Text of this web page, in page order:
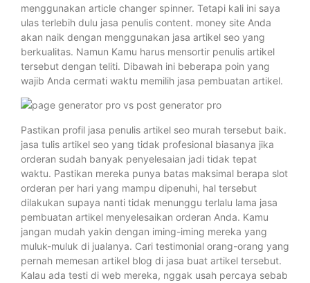
menggunakan article changer spinner. Tetapi kali ini saya
ulas terlebih dulu jasa penulis content. money site Anda
akan naik dengan menggunakan jasa artikel seo yang
berkualitas. Namun Kamu harus mensortir penulis artikel
tersebut dengan teliti. Dibawah ini beberapa poin yang
wajib Anda cermati waktu memilih jasa pembuatan artikel.
Pastikan profil jasa penulis artikel seo murah tersebut baik.
jasa tulis artikel seo yang tidak profesional biasanya jika
orderan sudah banyak penyelesaian jadi tidak tepat
waktu. Pastikan mereka punya batas maksimal berapa slot
orderan per hari yang mampu dipenuhi, hal tersebut
dilakukan supaya nanti tidak menunggu terlalu lama jasa
pembuatan artikel menyelesaikan orderan Anda. Kamu
jangan mudah yakin dengan iming-iming mereka yang
muluk-muluk di jualanya. Cari testimonial orang-orang yang
pernah memesan artikel blog di jasa buat artikel tersebut.
Kalau ada testi di web mereka, nggak usah percaya sebab